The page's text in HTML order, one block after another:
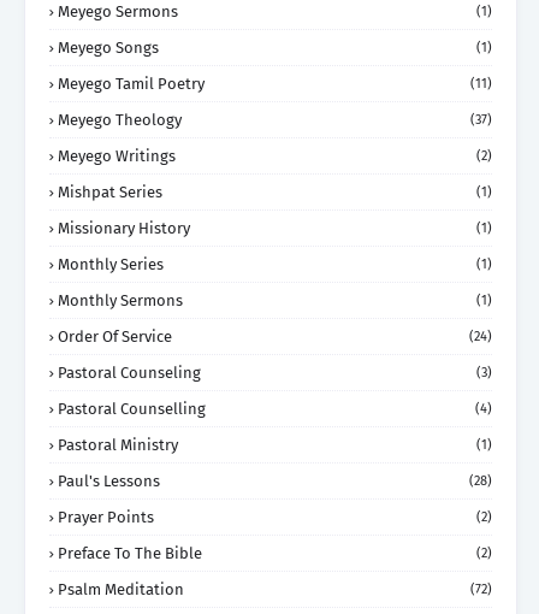
Meyego Sermons (1)
Meyego Songs (1)
Meyego Tamil Poetry (11)
Meyego Theology (37)
Meyego Writings (2)
Mishpat Series (1)
Missionary History (1)
Monthly Series (1)
Monthly Sermons (1)
Order Of Service (24)
Pastoral Counseling (3)
Pastoral Counselling (4)
Pastoral Ministry (1)
Paul's Lessons (28)
Prayer Points (2)
Preface To The Bible (2)
Psalm Meditation (72)